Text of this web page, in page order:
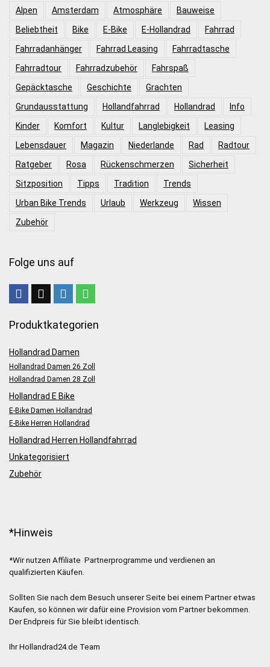
Alpen Amsterdam Atmosphäre
Bauweise
Beliebtheit
Bike E-Bike E-Hollandrad
Fahrrad
Fahrradanhänger
Fahrrad Leasing
Fahrradtasche
Fahrradtour
Fahrradzubehör
Fahrspaß
Gepäcktasche
Geschichte
Grachten
Grundausstattung
Hollandfahrrad Hollandrad
Info
Kinder
Komfort Kultur Langlebigkeit
Leasing
Lebensdauer
Magazin Niederlande Rad
Radtour
Ratgeber
Rosa Rückenschmerzen
Sicherheit
Sitzposition
Tipps Tradition
Trends
Urban Bike Trends
Urlaub Werkzeug
Wissen
Zubehör
Folge uns auf
Produktkategorien
Hollandrad Damen
Hollandrad Damen 26 Zoll
Hollandrad Damen 28 Zoll
Hollandrad E Bike
E-Bike Damen Hollandrad
E-Bike Herren Hollandrad
Hollandrad Herren Hollandfahrrad
Unkategorisiert
Zubehör
*Hinweis
*Wir nutzen Affiliate Partnerprogramme und verdienen an
qualifizierten Käufen.
Sollten Sie nach dem Besuch unserer Seite bei einem Partner etwas
Kaufen, so können wir dafür eine Provision vom Partner bekommen.
Der Endpreis für Sie bleibt identisch.
Ihr Hollandrad24.de Team